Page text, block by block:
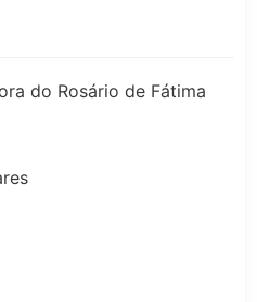
do Rosário de Fátima